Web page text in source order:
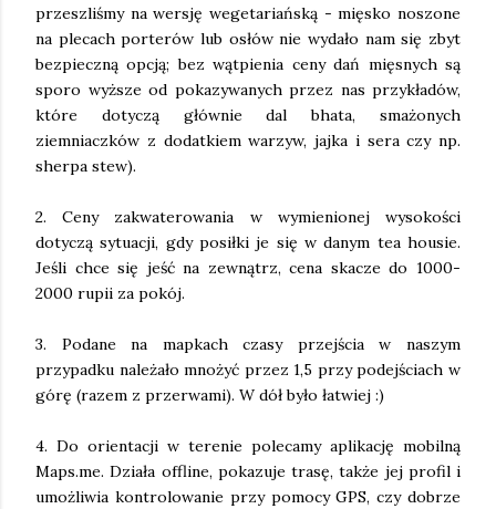
przeszliśmy na wersję wegetariańską - mięsko noszone
na plecach porterów lub osłów nie wydało nam się zbyt
bezpieczną opcją; bez wątpienia ceny dań mięsnych są
sporo wyższe od pokazywanych przez nas przykładów,
które dotyczą głównie dal bhata, smażonych
ziemniaczków z dodatkiem warzyw, jajka i sera czy np.
sherpa stew).
2. Ceny zakwaterowania w wymienionej wysokości
dotyczą sytuacji, gdy posiłki je się w danym tea housie.
Jeśli chce się jeść na zewnątrz, cena skacze do 1000-
2000 rupii za pokój.
3. Podane na mapkach czasy przejścia w naszym
przypadku należało mnożyć przez 1,5 przy podejściach w
górę (razem z przerwami). W dół było łatwiej :)
4. Do orientacji w terenie polecamy aplikację mobilną
Maps.me. Działa offline, pokazuje trasę, także jej profil i
umożliwia kontrolowanie przy pomocy GPS, czy dobrze